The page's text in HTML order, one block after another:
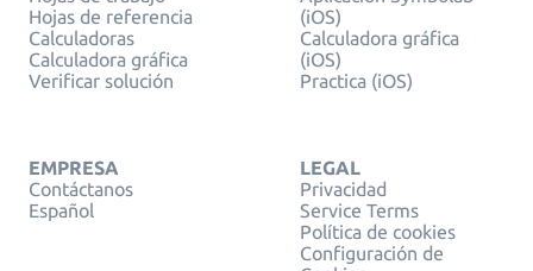
Hojas de referencia
Calculadoras
Calculadora gráfica
Verificar solución
(iOS)
Calculadora gráfica
(iOS)
Practica (iOS)
EMPRESA
Contáctanos
Español
LEGAL
Privacidad
Service Terms
Política de cookies
Configuración de